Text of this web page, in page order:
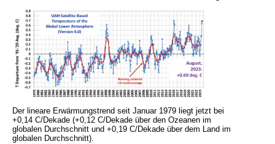
Der lineare Erwärmungstrend seit Januar 1979 liegt jetzt bei
+0,14 C/Dekade (+0,12 C/Dekade über den Ozeanen im
globalen Durchschnitt und +0,19 C/Dekade über dem Land im
globalen Durchschnitt).